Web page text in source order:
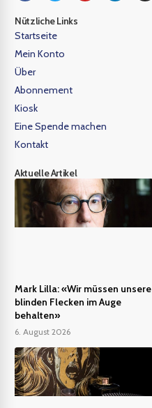
Nützliche Links
Startseite
Mein Konto
Über
Abonnement
Kiosk
Eine Spende machen
Kontakt
Aktuelle Artikel
Mark Lilla: «Wir müssen unsere
blinden Flecken im Auge
behalten»
6. August 2026